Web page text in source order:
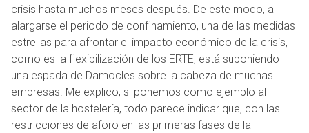
crisis hasta muchos meses después. De este modo, al
alargarse el periodo de confinamiento, una de las medidas
estrellas para afrontar el impacto económico de la crisis,
como es la flexibilización de los ERTE, está suponiendo
una espada de Damocles sobre la cabeza de muchas
empresas. Me explico, si ponemos como ejemplo al
sector de la hostelería, todo parece indicar que, con las
restricciones de aforo en las primeras fases de la